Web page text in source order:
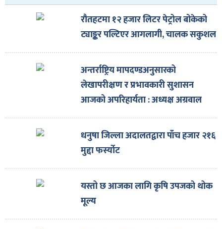
रौतहटमा १२ हजार लिटर पेट्रोल बोकेको
ट्याङ्कर पल्टिएर आगलागी, चालक सकुशल
अन्तर्राष्ट्रिय मापदण्डअनुसारको
लेखापरीक्षण र प्रभावकारी सुशासन
आजको अपरिहार्यता : अध्यक्ष अग्रवाल
धनुषा जिल्ला अदालतद्वारा पाँच हजार २१६
मुद्दा फर्स्योट
यस्तो छ आजका लागि कृषि उपजको थोक
मूल्य